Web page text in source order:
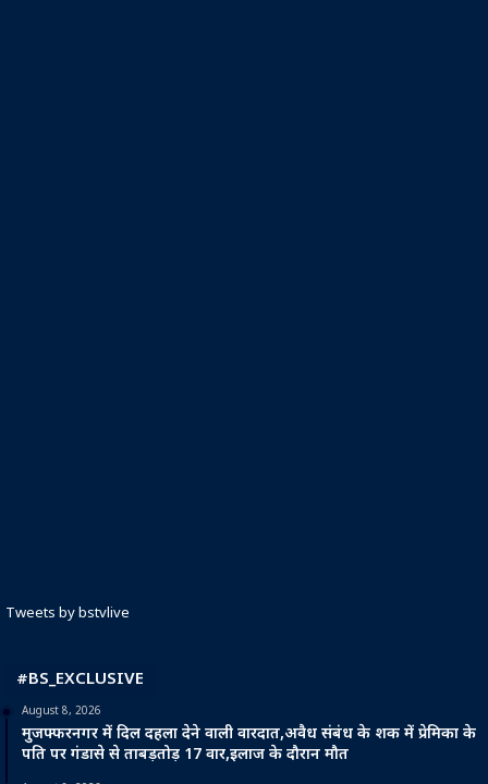
Tweets by bstvlive
#BS_EXCLUSIVE
August 8, 2026
मुजफ्फरनगर में दिल दहला देने वाली वारदात,अवैध संबंध के शक में प्रेमिका के
पति पर गंडासे से ताबड़तोड़ 17 वार,इलाज के दौरान मौत